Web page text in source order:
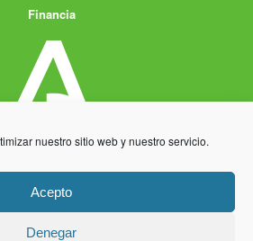
nuestro sitio web y nuestro servicio.
Acepto
Denegar
Financia